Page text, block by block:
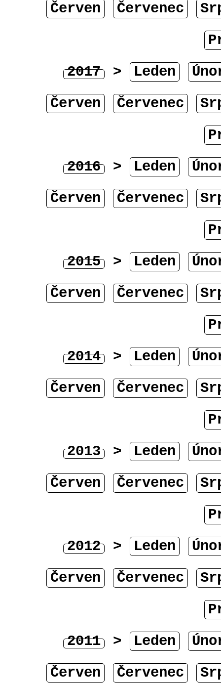
Červen
Červenec
2017 > Leden
Červen
Červenec
2016 > Leden
Červen
Červenec
2015 > Leden
Červen
Červenec
2014 > Leden
Červen
Červenec
2013 > Leden
Červen
Červenec
2012 > Leden
Červen
Červenec
2011 > Leden
Červen
Červenec